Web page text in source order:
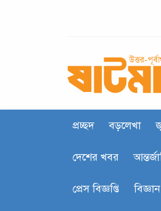
প্রচ্ছদ বড়লেখা
দেশের খবর
প্রেস বিজ্ঞপ্তি